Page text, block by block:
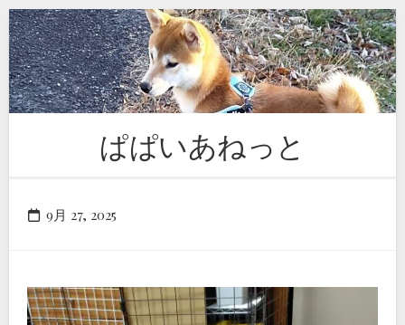
Skip
to
content
ぱぱいあねっと
9月 27, 2025